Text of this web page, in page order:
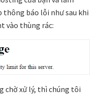
thông báo lỗi như sau khi
vào thùng rác:
chờ xử lý, thì chúng tôi